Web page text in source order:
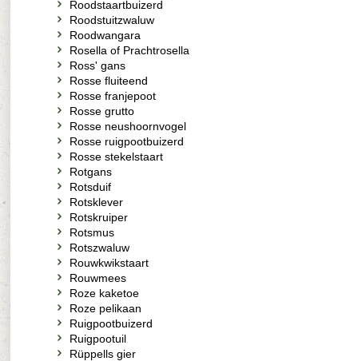
Roodstaartbuizerd
Roodstuitzwaluw
Roodwangara
Rosella of Prachtrosella
Ross' gans
Rosse fluiteend
Rosse franjepoot
Rosse grutto
Rosse neushoornvogel
Rosse ruigpootbuizerd
Rosse stekelstaart
Rotgans
Rotsduif
Rotsklever
Rotskruiper
Rotsmus
Rotszwaluw
Rouwkwikstaart
Rouwmees
Roze kaketoe
Roze pelikaan
Ruigpootbuizerd
Ruigpootuil
Rüppells gier